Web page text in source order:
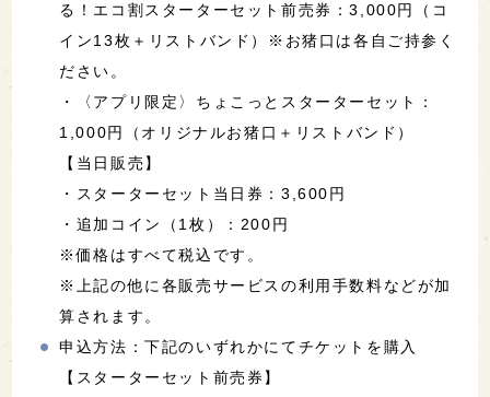
る！エコ割スターターセット前売券：3,000円（コ
イン13枚＋リストバンド）※お猪口は各自ご持参く
ださい。
・〈アプリ限定〉ちょこっとスターターセット：
1,000円（オリジナルお猪口＋リストバンド）
【当日販売】
・スターターセット当日券：3,600円
・追加コイン（1枚）：200円
※価格はすべて税込です。
※上記の他に各販売サービスの利用手数料などが加
算されます。
申込方法：下記のいずれかにてチケットを購入
【スターターセット前売券】